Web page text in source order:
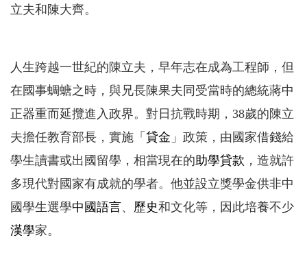
立夫和陳大齊。
人生跨越一世紀的陳立夫，早年志在成為工程師，但
在國事蜩螗之時，與兄長陳果夫同受當時的總統蔣中
正器重而延攬進入政界。對日抗戰時期，38歲的陳立
夫擔任教育部長，實施「 貸金 」政策，由國家借錢給
學生讀書或出國留學，相當現在的助學貸款 ，造就許
多現代對國家有成就的學者。他並設立獎學金供非中
國學生選學中國語言、 歷史和文化等，因此培養不少
漢學家。